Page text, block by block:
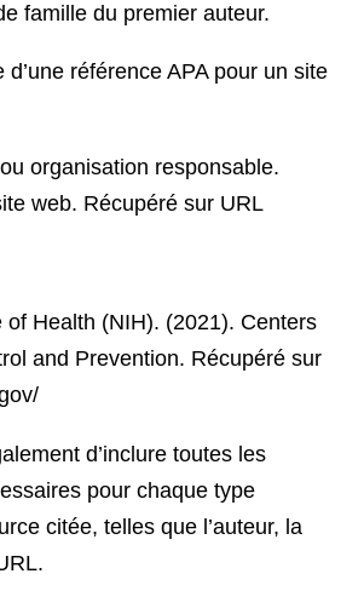
famille du premier auteur.
d’une référence APA pour un site
organisation responsable.
web. Récupéré sur URL
of Health (NIH). (2021). Centers
and Prevention. Récupéré sur
d’inclure toutes les
pour chaque type
citée, telles que l’auteur, la